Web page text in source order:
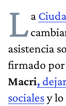
La
asistencia
firmado por
Macri,
socialesy lo